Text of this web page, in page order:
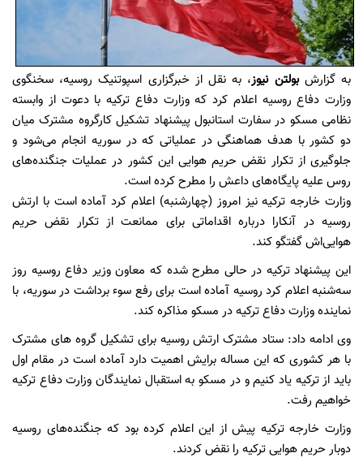
به گزارشبولتن نیوز، به نقل از خبرگزاری اسپوتنیک روسیه، سخنگوی
وزارت دفاع روسیه اعلام کرد که وزارت دفاع ترکیه با دعوت از وابسته
نظامی مسکو در سفارت استانبول پیشنهاد تشکیل کارگروه مشترک میان
دو کشور با هدف هماهنگی در عملیاتی که در سوریه انجام می‌شود و
جلوگیری از تکرار نقض حریم هوایی این کشور در عملیات جنگنده‌های
روس علیه پایگاه‌های داعش را مطرح کرده است.
وزارت خارجه ترکیه نیز امروز (چهارشنبه) اعلام کرد آماده است با ارتش
روسیه در آنکارا درباره اقداماتی برای ممانعت از تکرار نقض حریم
هوایی‌اش گفتگو کند.
این پیشنهاد ترکیه در حالی مطرح شده که معاون وزیر دفاع روسیه روز
سه‌شنبه اعلام کرد روسیه آماده است برای رفع سوء برداشت در سوریه، با
نماینده وزارت دفاع ترکیه در مسکو مذاکره کند.
وی ادامه داد: ستاد مشترک ارتش روسیه برای تشکیل گروه های مشترک
با هر کشوری که این مساله برایش اهمیت دارد آماده است در مقام اول
باید از ترکیه یاد کنیم و در مسکو به استقبال نمایندگان وزارت دفاع ترکیه
خواهیم رفت.
وزارت خارجه ترکیه پیش از این اعلام کرده بود که جنگنده‌های روسیه
دوبار حریم هوایی ترکیه را نقض کردند.